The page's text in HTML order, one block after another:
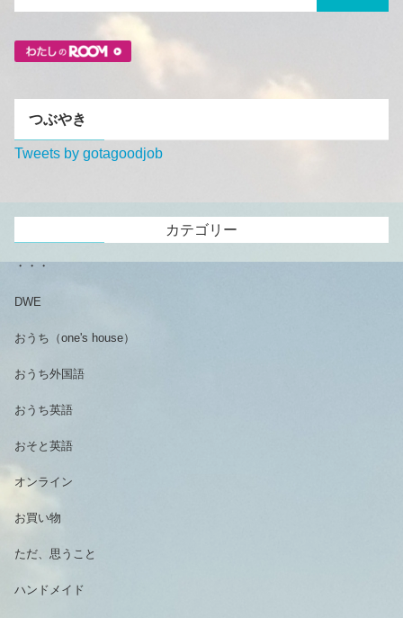
つぶやき
Tweets by gotagoodjob
カテゴリー
・・・
DWE
おうち（one's house）
おうち外国語
おうち英語
おそと英語
オンライン
お買い物
ただ、思うこと
ハンドメイド